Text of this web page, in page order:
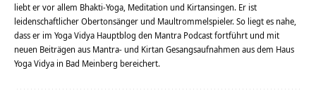
liebt er vor allem Bhakti-Yoga, Meditation und Kirtansingen. Er ist
leidenschaftlicher Obertonsänger und Maultrommelspieler. So liegt es nahe,
dass er im Yoga Vidya Hauptblog den Mantra Podcast fortführt und mit
neuen Beiträgen aus Mantra- und Kirtan Gesangsaufnahmen aus dem Haus
Yoga Vidya in Bad Meinberg bereichert.